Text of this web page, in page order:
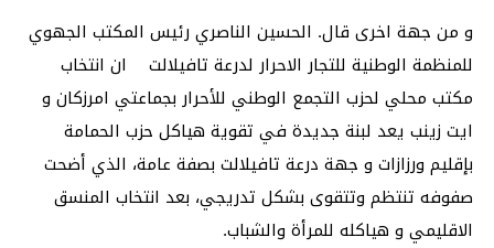
و من جهة اخرى قال. الحسين الناصري رئيس المكتب الجهوي
للمنظمة الوطنية للتجار الاحرار لدرعة تافيلالت ان انتخاب
مكتب محلي لحزب التجمع الوطني للأحرار بجماعتي امرزكان و
ايت زينب يعد لبنة جديدة في تقوية هياكل حزب الحمامة
بإقليم ورزازات و جهة درعة تافيلالت بصفة عامة، الذي أضحت
صفوفه تنتظم وتتقوى بشكل تدريجي، بعد انتخاب المنسق
الاقليمي و هياكله للمرأة والشباب.